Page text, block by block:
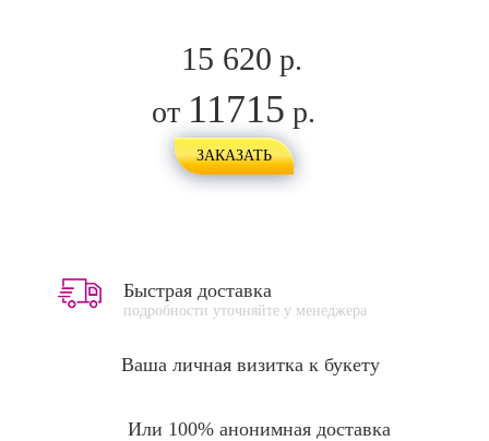
15 620 р.
от 11715 р.
ЗАКАЗАТЬ
Быстрая доставка
подробности уточняйте у менеджера
Ваша личная визитка к букету
Или 100% анонимная доставка